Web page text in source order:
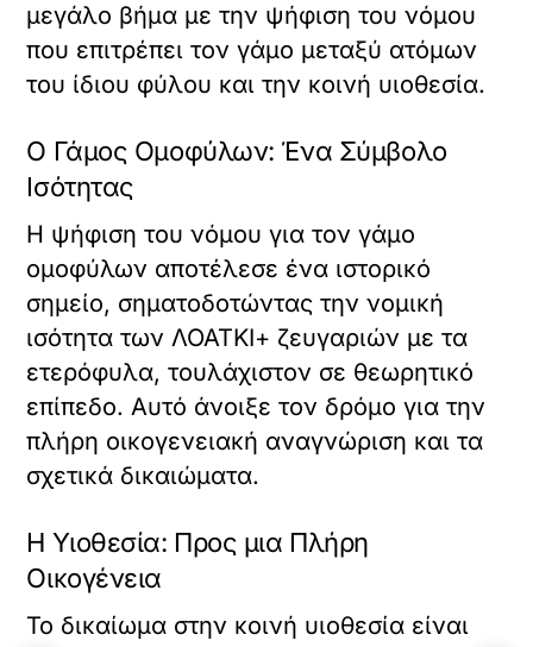
μεγάλο βήμα με την ψήφιση του νόμου
που επιτρέπει τον γάμο μεταξύ ατόμων
του ίδιου φύλου και την κοινή υιοθεσία.
Ο Γάμος Ομοφύλων: Ένα Σύμβολο
Ισότητας
Η ψήφιση του νόμου για τον γάμο
ομοφύλων αποτέλεσε ένα ιστορικό
σημείο, σηματοδοτώντας την νομική
ισότητα των ΛΟΑΤΚΙ+ ζευγαριών με τα
ετερόφυλα, τουλάχιστον σε θεωρητικό
επίπεδο. Αυτό άνοιξε τον δρόμο για την
πλήρη οικογενειακή αναγνώριση και τα
σχετικά δικαιώματα.
Η Υιοθεσία: Προς μια Πλήρη
Οικογένεια
Το δικαίωμα στην κοινή υιοθεσία είναι